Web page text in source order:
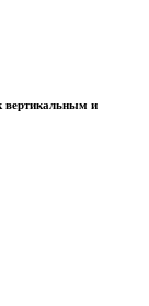
вертикальным и